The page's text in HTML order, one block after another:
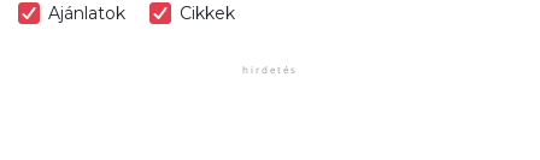
Ajánlatok Cikkek